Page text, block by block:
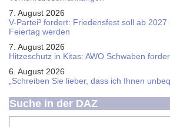
7. August 2026
V-Partei­³ fordert: Friedens­fest soll ab
Feier­tag werden
7. August 2026
Hitzeschutz in Kitas: AWO Schwaben
6. August 2026
„Schreiben Sie lieber, dass ich Ihnen
Suche in der DAZ